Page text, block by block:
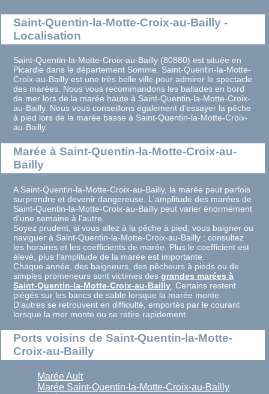
Saint-Quentin-la-Motte-Croix-au-Bailly -
Localisation
Saint-Quentin-la-Motte-Croix-au-Bailly (80880) est située en
Picardie dans le département Somme. Saint-Quentin-la-Motte-
Croix-au-Bailly est une très belle ville pour admirer le spectacle
des marées. Nous vous recommandons les ballades en bord
de mer lors de la marée haute à Saint-Quentin-la-Motte-Croix-
au-Bailly. Nous vous conseillons également d'essayer la pêche
à pied lors de la marée basse à Saint-Quentin-la-Motte-Croix-
au-Bailly.
Marée à Saint-Quentin-la-Motte-Croix-au-
Bailly
A Saint-Quentin-la-Motte-Croix-au-Bailly, la marée peut parfois
surprendre et devenir dangereuse. L'amplitude des marées de
Saint-Quentin-la-Motte-Croix-au-Bailly peut varier énormément
d'une semaine à l'autre.
Soyez prudent, si vous allez à la pêche à pied, vous baigner ou
naviguer à Saint-Quentin-la-Motte-Croix-au-Bailly : consultez
les horaires et les coefficients de marée. Plus le coefficient est
élevé, plus l'amplitude de la marée est importante.
Chaque année, des baigneurs, des pêcheurs à pieds ou de
simples promeneurs sont victimes desgrandes marées à
Saint-Quentin-la-Motte-Croix-au-Bailly . Certains restent
piégés sur les bancs de sable lorsque la marée monte.
D'autres se retrouvent en difficulté, emportés par le courant
lorsque la mer monte ou se retire rapidement.
Ports voisins de Saint-Quentin-la-Motte-
Croix-au-Bailly
Marée Ault
Marée Saint-Quentin-la-Motte-Croix-au-Bailly